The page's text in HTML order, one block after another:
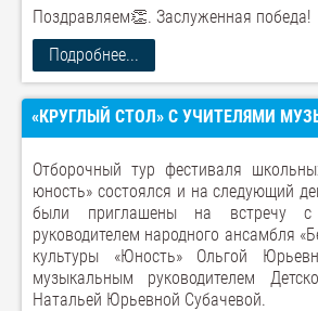
Поздравляем👏. Заслуженная победа!
Подробнее...
«КРУГЛЫЙ СТОЛ» С УЧИТЕЛЯМИ
Отборочный тур фестиваля
юность» состоялся и на следующий
были приглашены на встречу
руководителем народного ансамбля
культуры «Юность» Ольгой
музыкальным руководителем
Натальей Юрьевной Субачевой.